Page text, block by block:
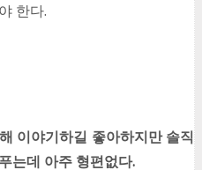
한다.
이야기하길 좋아하지만 솔직
는데 아주 형편없다.